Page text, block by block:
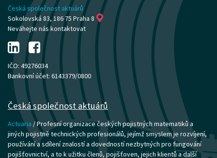
Česká společnost aktuárů
Sokolovská 83, 186 75 Praha 8
Neváhejte nás kontaktovat
IČO: 49276034
Bankovní účet: 6143379/0800
Česká společnost aktuárů
Actuaria / Profesní organizace českých pojistných matematiků a
jiných pojistně technických profesionálů, jejímž smyslem je rozvíjení,
používání a sdílení znalostí a dovedností nezbytných pro fungování
pojišťovnictví, a to k užitku členů, pojišťoven, jejich klientů a další